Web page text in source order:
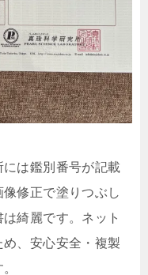
は鑑別番号が記載
修正で塗りつぶし
綺麗です。ネット
、安心安全・複製